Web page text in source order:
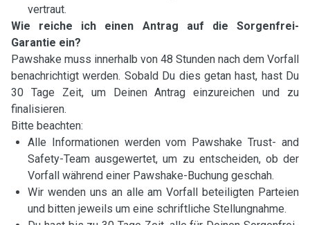
vertraut.
Wie reiche ich einen Antrag auf die Sorgenfrei-
Garantie ein?
Pawshake muss innerhalb von 48 Stunden nach dem Vorfall
benachrichtigt werden. Sobald Du dies getan hast, hast Du
30 Tage Zeit, um Deinen Antrag einzureichen und zu
finalisieren.
Bitte beachten:
Alle Informationen werden vom Pawshake Trust- and
Safety-Team ausgewertet, um zu entscheiden, ob der
Vorfall während einer Pawshake-Buchung geschah.
Wir wenden uns an alle am Vorfall beteiligten Parteien
und bitten jeweils um eine schriftliche Stellungnahme.